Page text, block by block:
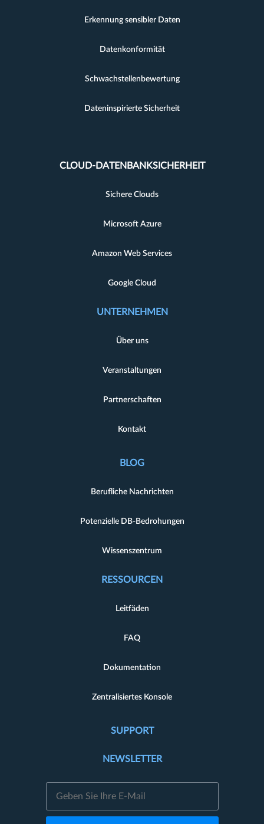
Erkennung sensibler Daten
Datenkonformität
Schwachstellenbewertung
Dateninspirierte Sicherheit
CLOUD-DATENBANKSICHERHEIT
Sichere Clouds
Microsoft Azure
Amazon Web Services
Google Cloud
UNTERNEHMEN
Über uns
Veranstaltungen
Partnerschaften
Kontakt
BLOG
Berufliche Nachrichten
Potenzielle DB-Bedrohungen
Wissenszentrum
RESSOURCEN
Leitfäden
FAQ
Dokumentation
Zentralisiertes Konsole
SUPPORT
NEWSLETTER